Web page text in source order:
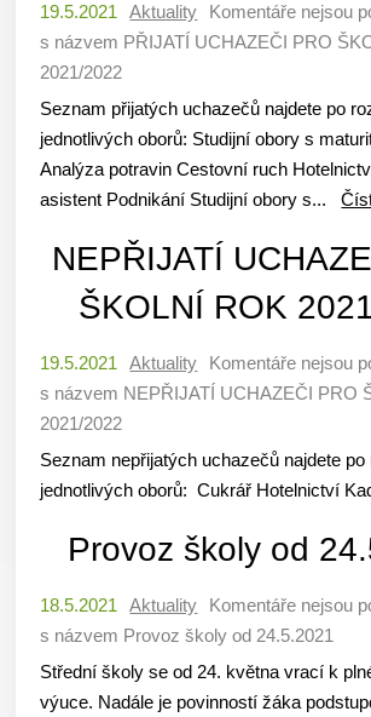
19.5.2021 Aktuality Komentáře nejsou
s názvem PŘIJATÍ UCHAZEČI PRO
2021/2022
Seznam přijatých uchazečů najdete po
jednotlivých oborů: Studijní obory s
Analýza potravin Cestovní ruch
asistent Podnikání Studijní obory s...
NEPŘIJATÍ
ŠKOLNÍ ROK
19.5.2021 Aktuality Komentáře nejsou
s názvem NEPŘIJATÍ UCHAZEČI PRO
2021/2022
Seznam nepřijatých uchazečů najdete
jednotlivých oborů: Cukrář Hotelnictví
Provoz školy od
18.5.2021 Aktuality Komentáře nejsou
s názvem Provoz školy od 24.5.2021
Střední školy se od 24. května vrací k
výuce. Nadále je povinností žáka